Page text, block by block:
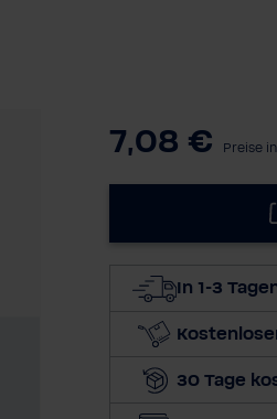
7,08 € Preise
In 1-3
30 Tage